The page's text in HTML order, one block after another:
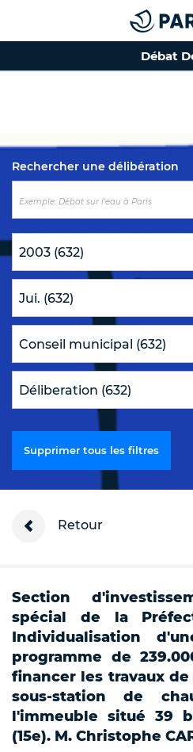
Top of the
Débat
Rechercher une délibération
Supprimer tous les filtres
Retour
Section
spécial de la
Individualisation
programme de
financer les travaux
sous-station de
l'immeuble situé 39
(15e). M. Christophe